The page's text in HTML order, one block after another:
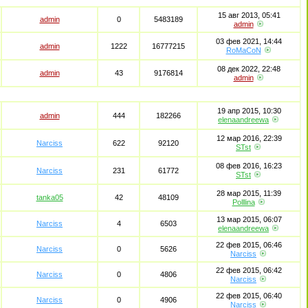
admin 0 5483189
15 авг 2013, 05:41
admin
admin 1222 16777215
03 фев 2021, 14:44
RoMaCoN
admin 43 9176814
08 дек 2022, 22:48
admin
admin 444 182266
19 апр 2015, 10:30
elenaandreewa
Narciss 622 92120
12 мар 2016, 22:39
STst
Narciss 231 61772
08 фев 2016, 16:23
STst
tanka05 42 48109
28 мар 2015, 11:39
Polllina
Narciss 4 6503
13 мар 2015, 06:07
elenaandreewa
Narciss 0 5626
22 фев 2015, 06:46
Narciss
Narciss 0 4806
22 фев 2015, 06:42
Narciss
Narciss 0 4906
22 фев 2015, 06:40
Narciss